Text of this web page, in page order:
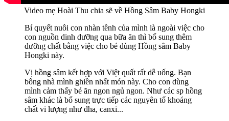
Video mẹ Hoài Thu chia sẽ về Hồng Sâm Baby Hongki
Bí quyết nuôi con nhàn tênh của mình là ngoài việc cho
con nguồn dinh dưỡng qua bữa ăn thì bổ sung thêm
dưỡng chất bằng việc cho bé dùng Hồng sâm Baby
Hongki này.
Vị hồng sâm kết hợp với Việt quất rất dễ uống. Bạn
bông nhà mình ghiền nhất món này. Cho con dùng
mình cảm thấy bé ăn ngon ngủ ngon. Như các sp hồng
sâm khác là bổ sung trực tiếp các nguyên tố khoáng
chất vi lượng như dha, canxi...